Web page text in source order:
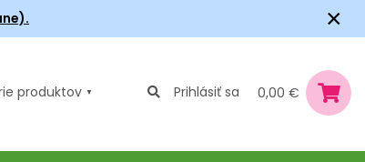
×
produktov Prihlásiť sa 0,00 €